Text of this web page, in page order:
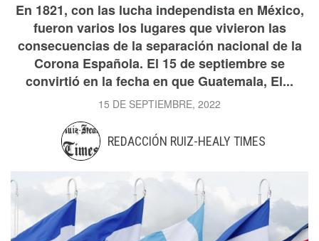
En 1821, con las lucha independista en México,
fueron varios los lugares que vivieron las
consecuencias de la separación nacional de la
Corona Española. El 15 de septiembre se
convirtió en la fecha en que Guatemala, El...
15 DE SEPTIEMBRE, 2022
REDACCIÓN RUIZ-HEALY TIMES